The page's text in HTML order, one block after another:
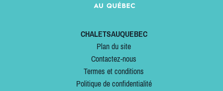
CHALETSAUQUEBEC
Plan du site
Contactez-nous
Termes et conditions
Politique de confidentialité